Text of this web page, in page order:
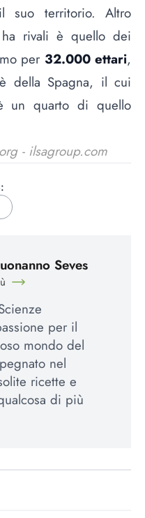
territorio. Altro
rivali è quello dei
per 32.000 ettari,
della Spagna, il cui
un quarto di quello
- ilsagroup.com
Seves
per il
mondo del
nel
ricette e
di più